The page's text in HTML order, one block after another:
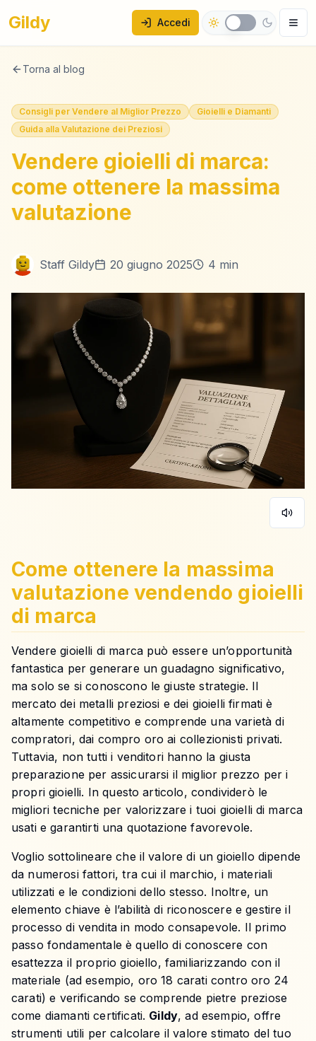
Gildy Accedi
Torna al blog
Consigli per Vendere al Miglior Prezzo
Gioielli e Diamanti
Guida alla Valutazione dei Preziosi
Vendere gioielli di marca:
come ottenere la massima
valutazione
Staff Gildy 20 giugno 2025 4 min
Come ottenere la massima
valutazione vendendo gioielli
di marca
Vendere gioielli di marca può essere un’opportunità
fantastica per generare un guadagno significativo,
ma solo se si conoscono le giuste strategie. Il
mercato dei metalli preziosi e dei gioielli firmati è
altamente competitivo e comprende una varietà di
compratori, dai compro oro ai collezionisti privati.
Tuttavia, non tutti i venditori hanno la giusta
preparazione per assicurarsi il miglior prezzo per i
propri gioielli. In questo articolo, condividerò le
migliori tecniche per valorizzare i tuoi gioielli di marca
usati e garantirti una quotazione favorevole.
Voglio sottolineare che il valore di un gioiello dipende
da numerosi fattori, tra cui il marchio, i materiali
utilizzati e le condizioni dello stesso. Inoltre, un
elemento chiave è l’abilità di riconoscere e gestire il
processo di vendita in modo consapevole. Il primo
passo fondamentale è quello di conoscere con
esattezza il proprio gioiello, familiarizzando con il
materiale (ad esempio, oro 18 carati contro oro 24
carati) e verificando se comprende pietre preziose
come diamanti certificati. Gildy, ad esempio, offre
strumenti utili per calcolare il valore stimato del tuo